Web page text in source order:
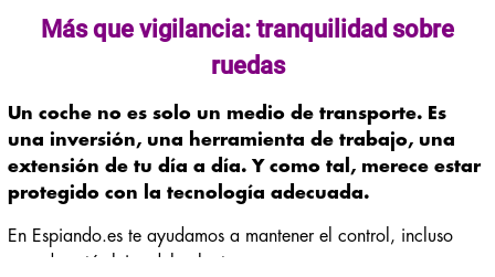
Más que vigilancia: tranquilidad sobre
ruedas
Un coche no es solo un medio de transporte. Es
una inversión, una herramienta de trabajo, una
extensión de tu día a día. Y como tal, merece estar
protegido con la tecnología adecuada.
En Espiando.es te ayudamos a mantener el control, incluso
cuando estás lejos del volante.